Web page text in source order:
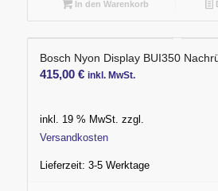
In den Warenkorb
Bosch Nyon Display BUI350
415,00 € inkl. MwSt.
inkl. 19 % MwSt. zzgl.
Versandkosten
Lieferzeit: 3-5 Werktage